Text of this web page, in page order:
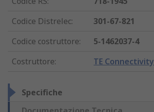
Codice Distrelec:
301-67-821
Codice costruttore:
5-1462037-4
Costruttore: TE Connectivity
Specifiche